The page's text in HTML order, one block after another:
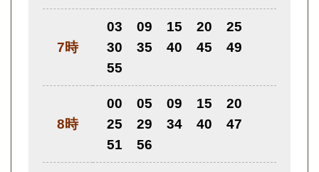
7時
03 09 15 20
25
30
35 40 45
49
55
8時
00 05 09 15
20
25
29 34 40
47
51
56